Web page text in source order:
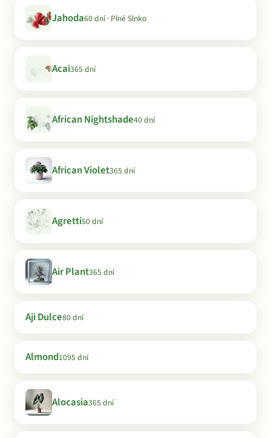
Jahoda60 dní · Plné Slnko
Acai365 dní
African Nightshade40 dní
African Violet365 dní
Agretti50 dní
Air Plant365 dní
Aji Dulce80 dní
Almond1095 dní
Alocasia365 dní